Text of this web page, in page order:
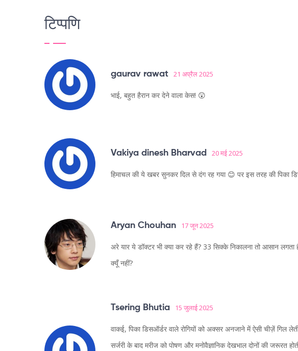
टिप्पणि
gaurav rawat 21 अप्रैल 2025
भाई, बहुत हैरान कर देने वाला केस! 😲
Vakiya dinesh Bharvad 20 मई 2025
हिमाचल की ये खबर सुनकर दिल से दंग रह गया 😊 पर इस तरह की पिका
Aryan Chouhan 17 जून 2025
अरे यार ये डॉक्टर भी क्या कर रहे हैं? 33 सिक्के निकालना तो आसान लगता
क्यूँ नहीं?
Tsering Bhutia 15 जुलाई 2025
वाकई, पिका डिसऑर्डर वाले रोगियों को अक्सर अनजाने में ऐसी चीज़ें गिल
सर्जरी के बाद मरीज को पोषण और मनोवैज्ञानिक देखभाल दोनों की जरूरत